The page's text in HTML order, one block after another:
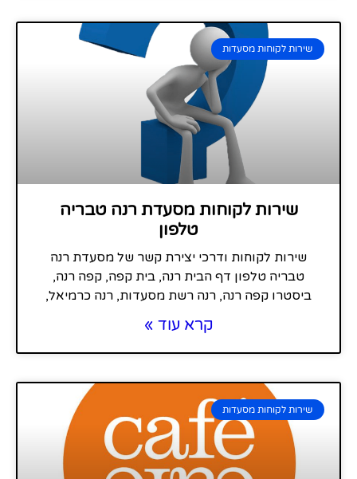
שירות לקוחות מסעדות
שירות לקוחות מסעדת רנה טבריה
טלפון
שירות לקוחות ודרכי יצירת קשר של מסעדת רנה
טבריה טלפון דף הבית רנה, בית קפה, קפה רנה,
ביסטרו קפה רנה, רנה רשת מסעדות, רנה כרמיאל,
קרא עוד »
שירות לקוחות מסעדות